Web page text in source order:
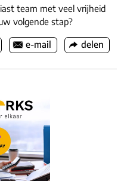
team met veel vrijheid
volgende stap?
e-mail delen